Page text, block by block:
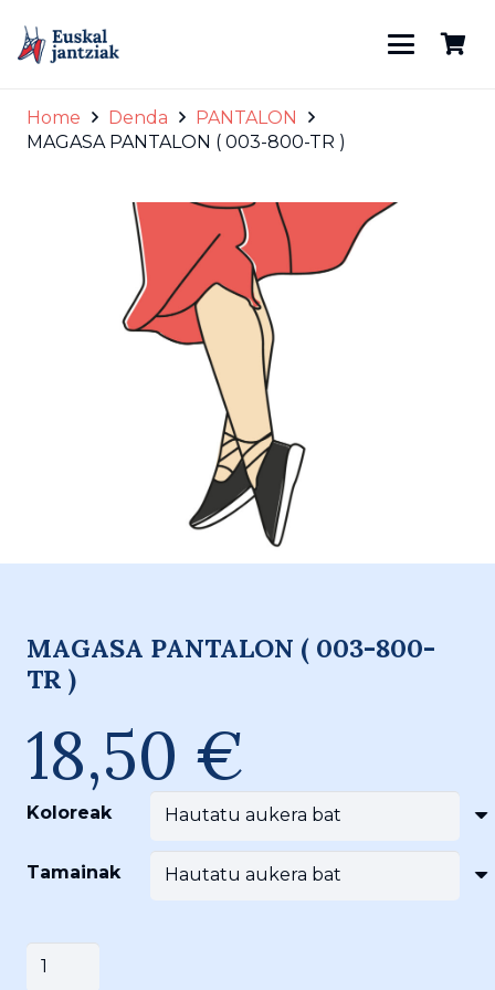
Home Denda
PANTALON
MAGASA PANTALON ( 003-800-TR )
MAGASA PANTALON ( 003-800-
TR )
18,50 €
Koloreak
Tamainak